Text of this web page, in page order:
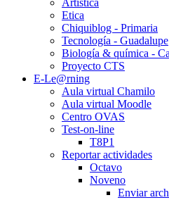
Etica
Chiquiblog - Primaria
Tecnología - Guadalupe
Biología & química -
Proyecto CTS
E-Le@rning
Aula virtual Chamilo
Aula virtual Moodle
Centro OVAS
Test-on-line
T8P1
Reportar actividades
Octavo
Noveno
Enviar